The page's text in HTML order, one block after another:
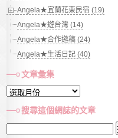
Angela★宜蘭花東民宿 (19)
Angela★遊台灣 (14)
Angela★合作邀稿 (24)
Angela★生活日記 (40)
文章彙集
文
彙
集
搜尋這個網誌的文章